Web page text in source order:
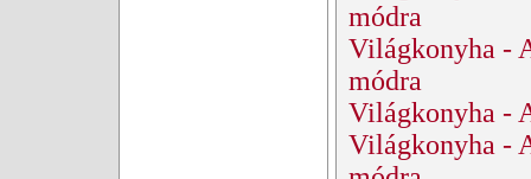
módra
Világkonyha -
módra
Világkonyha -
Világkonyha -